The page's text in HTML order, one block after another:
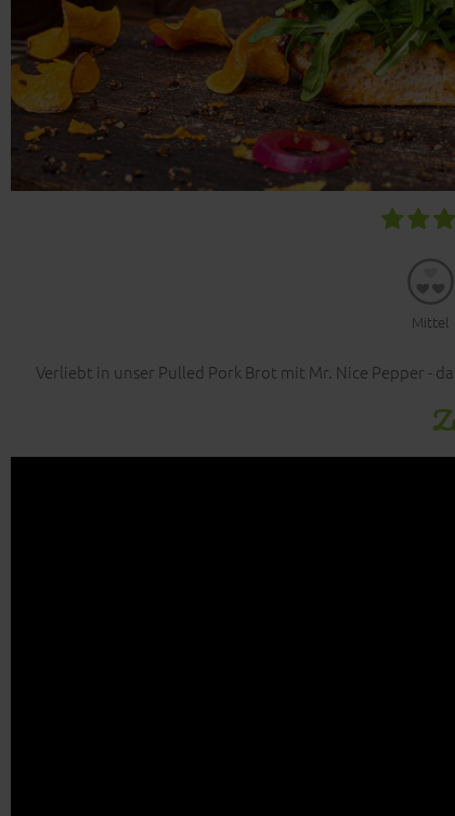
Mittel
Verliebt in unser Pulled Pork Brot mit Mr. Nice Pepper -